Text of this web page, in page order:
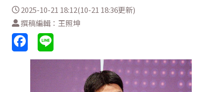
2025-10-21 18:12(10-21 18:36更新)
撰稿編輯：王照坤